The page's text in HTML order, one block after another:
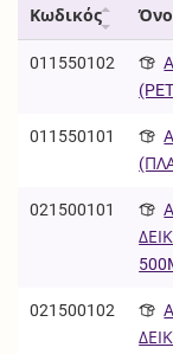
Κωδικός
011550102
011550101
021500101
021500102